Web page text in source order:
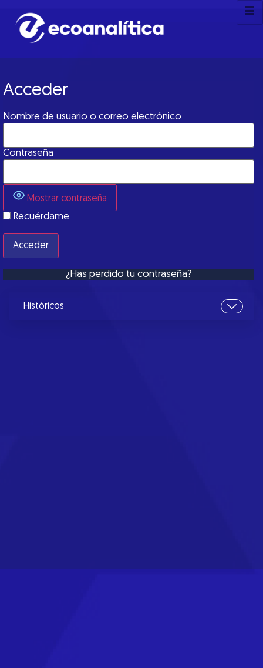
Acceder
Nombre de usuario o correo electrónico
Contraseña
Mostrar contraseña
Recuérdame
¿Has perdido tu contraseña?
Históricos